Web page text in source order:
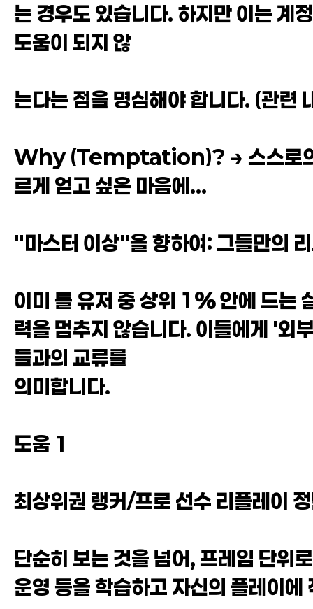
는 경우도 있습니다. 하지만 이는 계
도움이 되지 않
는다는 점을 명심해야 합니다. (관련
Why (Temptation)? → 스스로의
르게 얻고 싶은 마음에...
"마스터 이상"을 향하여: 그들만의
이미 롤 유저 중 상위 1% 안에 드는
력을 멈추지 않습니다. 이들에게 '외
들과의 교류를
의미합니다.
도움 1
최상위권 랭커/프로 선수 리플레이
단순히 보는 것을 넘어, 프레임 단위
운영 등을 학습하고 자신의 플레이에